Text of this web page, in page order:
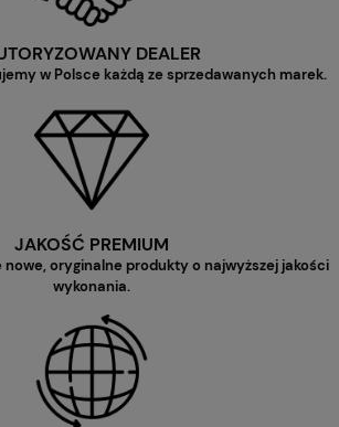
DEALER
w Polsce każdą ze sprzedawanych marek.
JAKOŚĆ PREMIUM
nowe, oryginalne produkty o najwyższej jakości
wykonania.